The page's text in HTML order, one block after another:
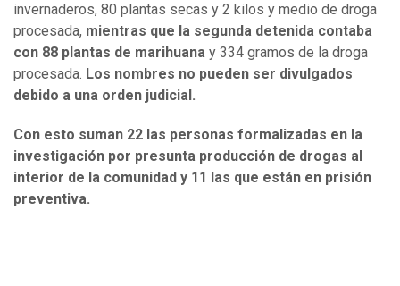
invernaderos, 80 plantas secas y 2 kilos y medio de droga
procesada, mientras que la segunda detenida contaba
con 88 plantas de marihuana y 334 gramos de la droga
procesada. Los nombres no pueden ser divulgados
debido a una orden judicial.
Con esto suman 22 las personas formalizadas en la
investigación por presunta producción de drogas al
interior de la comunidad y 11 las que están en prisión
preventiva.